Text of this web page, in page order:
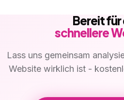
Bereit für
schnellere
Lass uns gemeinsam
Website wirklich ist -